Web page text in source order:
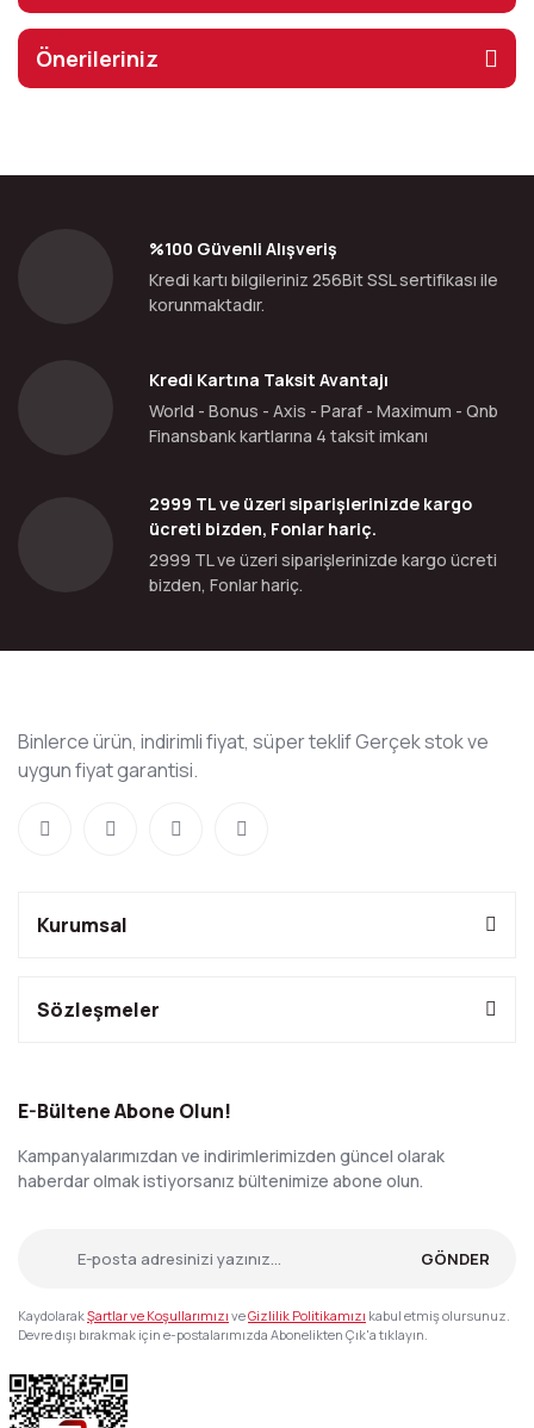
Önerileriniz
%100 Güvenli Alışveriş
Kredi kartı bilgileriniz 256Bit SSL sertifikası ile
korunmaktadır.
Kredi Kartına Taksit Avantajı
World - Bonus - Axis - Paraf - Maximum - Qnb
Finansbank kartlarına 4 taksit imkanı
2999 TL ve üzeri siparişlerinizde kargo
ücreti bizden, Fonlar hariç.
2999 TL ve üzeri siparişlerinizde kargo ücreti
bizden, Fonlar hariç.
Binlerce ürün, indirimli fiyat, süper teklif Gerçek stok ve
uygun fiyat garantisi.
Kurumsal
Sözleşmeler
E-Bültene Abone Olun!
Kampanyalarımızdan ve indirimlerimizden güncel olarak
haberdar olmak istiyorsanız bültenimize abone olun.
GÖNDER
KaydolarakŞartlar ve Koşullarımızı veGizlilik Politikamızı kabul etmiş olursunuz.
Devre dışı bırakmak için e-postalarımızda Abonelikten Çık'a tıklayın.